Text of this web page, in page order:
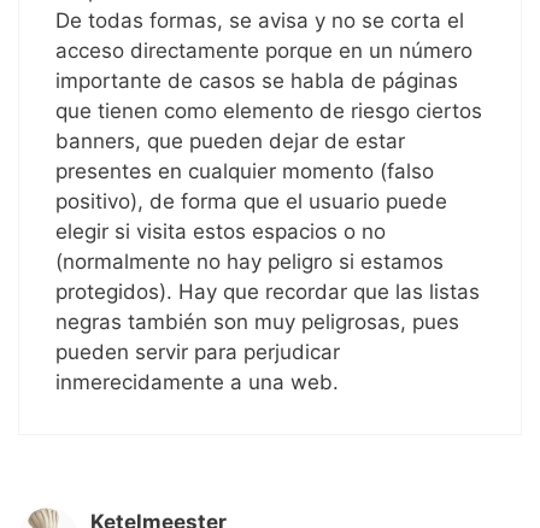
De todas formas, se avisa y no se corta el
acceso directamente porque en un número
importante de casos se habla de páginas
que tienen como elemento de riesgo ciertos
banners, que pueden dejar de estar
presentes en cualquier momento (falso
positivo), de forma que el usuario puede
elegir si visita estos espacios o no
(normalmente no hay peligro si estamos
protegidos). Hay que recordar que las listas
negras también son muy peligrosas, pues
pueden servir para perjudicar
inmerecidamente a una web.
Ketelmeester